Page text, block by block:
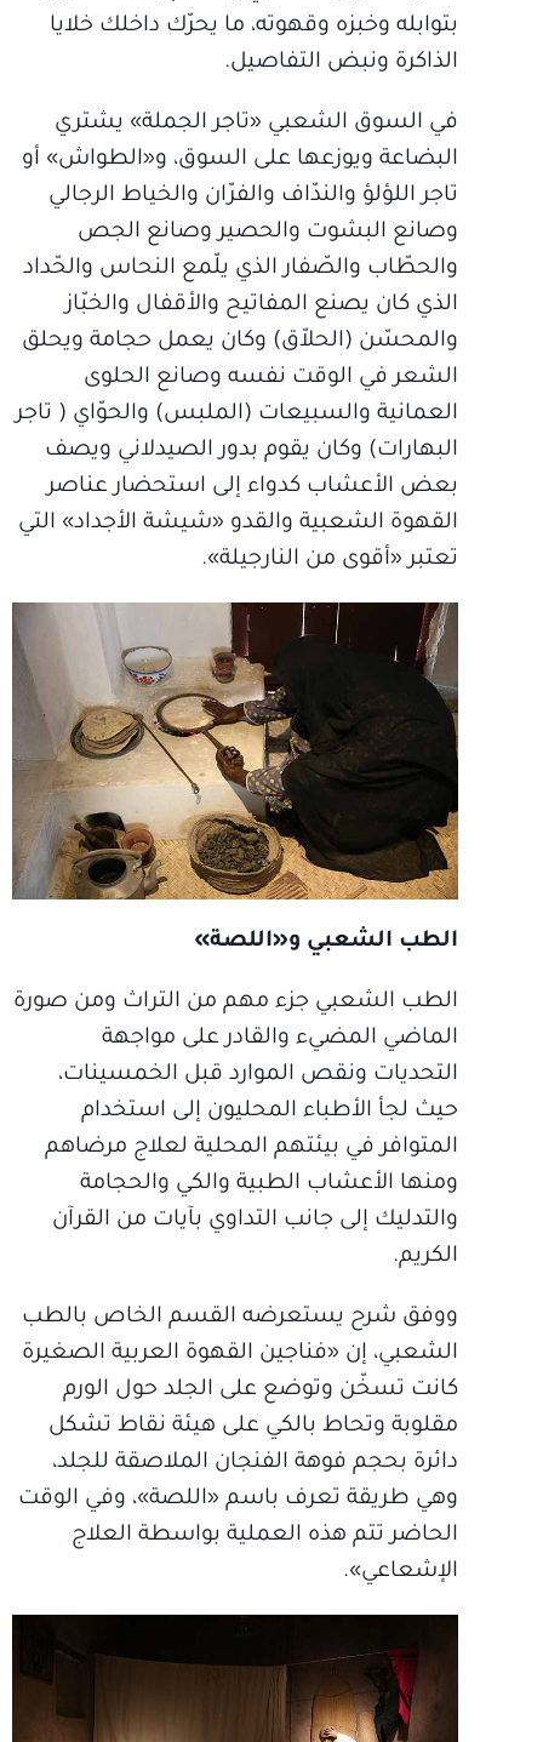
بتوابله وخبزه وقهوته، ما يحرّك داخلك خلايا
الذاكرة ونبض التفاصيل.
في السوق الشعبي «تاجر الجملة» يشتري
البضاعة ويوزعها على السوق، و«الطواش» أو
تاجر اللؤلؤ والندّاف والفرّان والخياط الرجالي
وصانع البشوت والحصير وصانع الجص
والحطّاب والصّفار الذي يلّمع النحاس والحّداد
الذي كان يصنع المفاتيح والأقفال والخبّاز
والمحسّن (الحلاّق) وكان يعمل حجامة ويحلق
الشعر في الوقت نفسه وصانع الحلوى
العمانية والسبيعات (الملبس) والحوّاي ( تاجر
البهارات) وكان يقوم بدور الصيدلاني ويصف
بعض الأعشاب كدواء إلى استحضار عناصر
القهوة الشعبية والقدو «شيشة الأجداد» التي
تعتبر «أقوى من النارجيلة».
الطب الشعبي و«اللصة»
الطب الشعبي جزء مهم من التراث ومن صورة
الماضي المضيء والقادر على مواجهة
التحديات ونقص الموارد قبل الخمسينات،
حيث لجأ الأطباء المحليون إلى استخدام
المتوافر في بيئتهم المحلية لعلاج مرضاهم
ومنها الأعشاب الطبية والكي والحجامة
والتدليك إلى جانب التداوي بآيات من القرآن
الكريم.
ووفق شرح يستعرضه القسم الخاص بالطب
الشعبي، إن «فناجين القهوة العربية الصغيرة
كانت تسخّن وتوضع على الجلد حول الورم
مقلوبة وتحاط بالكي على هيئة نقاط تشكل
دائرة بحجم فوهة الفنجان الملاصقة للجلد،
وهي طريقة تعرف باسم «اللصة»، وفي الوقت
الحاضر تتم هذه العملية بواسطة العلاج
الإشعاعي».